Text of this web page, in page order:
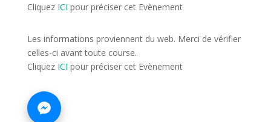
Cliquez ICI pour préciser cet Evènement
Les informations proviennent du web. Merci de vérifier
celles-ci avant toute course.
Cliquez ICI pour préciser cet Evènement